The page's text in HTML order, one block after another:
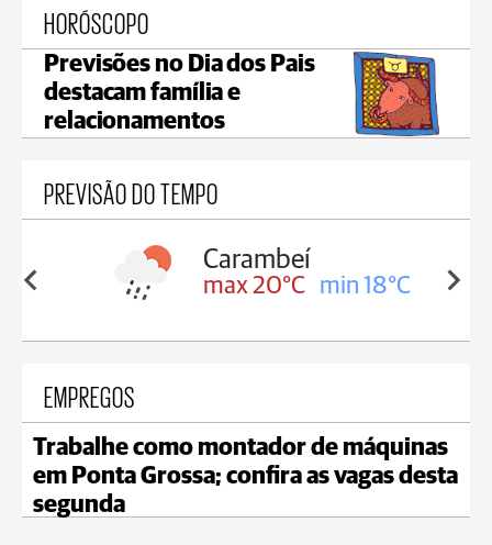
HORÓSCOPO
Previsões no Dia dos Pais
destacam família e
relacionamentos
PREVISÃO DO TEMPO
18°C
Carambeí
max 20°C min 18°C
EMPREGOS
Trabalhe como montador de máquinas
em Ponta Grossa; confira as vagas desta
segunda